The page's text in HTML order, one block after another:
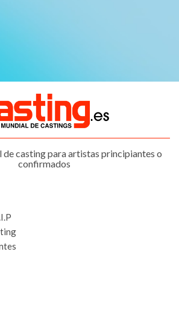
de casting para artistas principiantes o
confirmados